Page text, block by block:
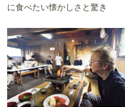
に食べたい懐かしさと驚き